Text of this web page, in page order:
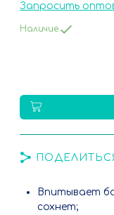
Впитывает
сохнет;
Запросить
Наличие